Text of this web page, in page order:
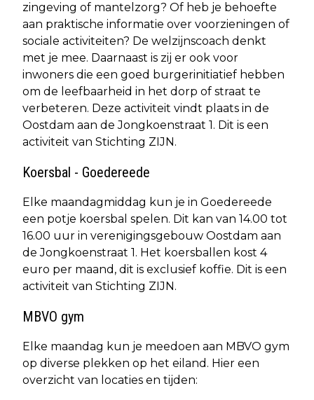
zingeving of mantelzorg? Of heb je behoefte
aan praktische informatie over voorzieningen of
sociale activiteiten? De welzijnscoach denkt
met je mee. Daarnaast is zij er ook voor
inwoners die een goed burgerinitiatief hebben
om de leefbaarheid in het dorp of straat te
verbeteren. Deze activiteit vindt plaats in de
Oostdam aan de Jongkoenstraat 1. Dit is een
activiteit van Stichting ZIJN.
Koersbal - Goedereede
Elke maandagmiddag kun je in Goedereede
een potje koersbal spelen. Dit kan van 14.00 tot
16.00 uur in verenigingsgebouw Oostdam aan
de Jongkoenstraat 1. Het koersballen kost 4
euro per maand, dit is exclusief koffie. Dit is een
activiteit van Stichting ZIJN.
MBVO gym
Elke maandag kun je meedoen aan MBVO gym
op diverse plekken op het eiland. Hier een
overzicht van locaties en tijden: